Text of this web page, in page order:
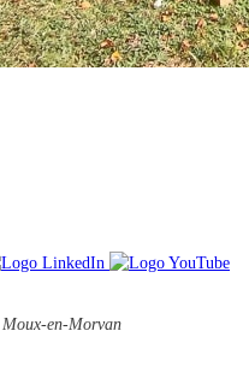
en-Morvan